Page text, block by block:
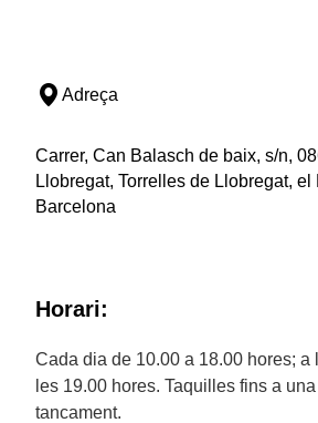
Adreça
Carrer, Can Balasch de baix, s/n,
Llobregat, Torrelles de Llobregat,
Barcelona
Horari:
Cada dia de 10.00 a 18.00 hores; a
les 19.00 hores. Taquilles fins a
tancament.